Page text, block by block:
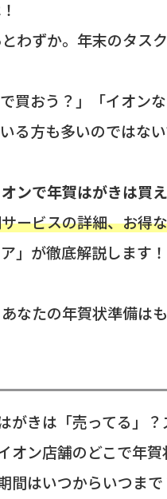
わずか。年末のタス
買おう？」「イオン
る方も多いのではな
オンで年賀はがきは買
ービスの詳細、お得
」が徹底解説します！
なたの年賀状準備は
がきは「売ってる」
オン店舗のどこで年
間はいつからいつま